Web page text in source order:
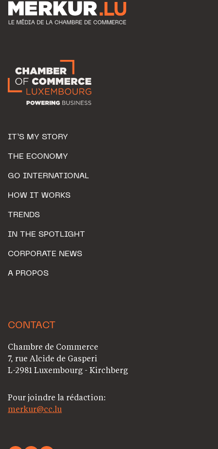
IT’S MY STORY
THE ECONOMY
GO INTERNATIONAL
HOW IT WORKS
TRENDS
IN THE SPOTLIGHT
CORPORATE NEWS
A PROPOS
CONTACT
Chambre de Commerce
7, rue Alcide de Gasperi
L-2981 Luxembourg - Kirchberg
Pour joindre la rédaction:
merkur@cc.lu